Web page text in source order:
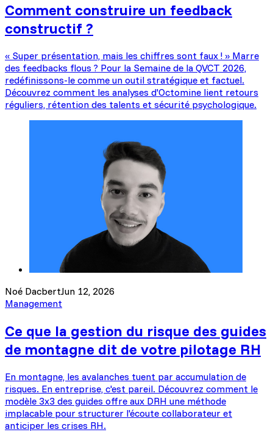
Comment construire un feedback
constructif ?
« Super présentation, mais les chiffres sont faux ! » Marre
des feedbacks flous ? Pour la Semaine de la QVCT 2026,
redéfinissons-le comme un outil stratégique et factuel.
Découvrez comment les analyses d'Octomine lient retours
réguliers, rétention des talents et sécurité psychologique.
Noé DacbertJun 12, 2026
Management
Ce que la gestion du risque des guides
de montagne dit de votre pilotage RH
En montagne, les avalanches tuent par accumulation de
risques. En entreprise, c'est pareil. Découvrez comment le
modèle 3x3 des guides offre aux DRH une méthode
implacable pour structurer l'écoute collaborateur et
anticiper les crises RH.